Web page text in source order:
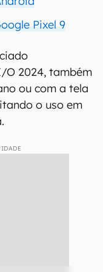
Pixel 9
2024, também
ou com a tela
o uso em